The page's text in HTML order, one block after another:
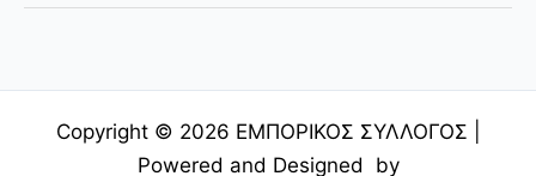
Copyright © 2026 ΕΜΠΟΡΙΚΟΣ ΣΥΛΛΟΓΟΣ |
Powered and Designed by